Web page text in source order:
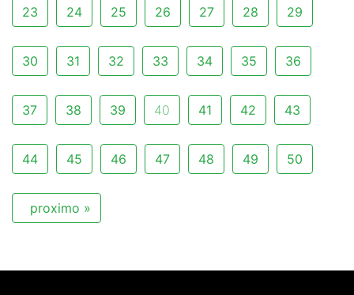
23 24 25 26 27 28 29
30 31 32 33 34 35 36
37 38 39 40 41 42 43
44 45 46 47 48 49 50
proximo »